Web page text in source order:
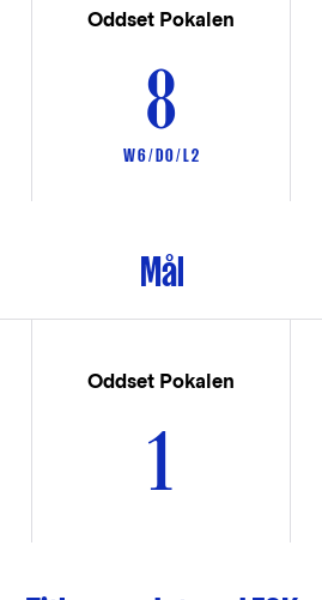
Oddset Pokalen
8
W 6 / D 0 / L 2
Mål
Oddset Pokalen
1